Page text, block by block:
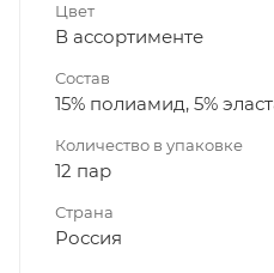
Цвет
В ассортименте
Состав
15% полиамид, 5%
Количество в упаковке
12 пар
Страна
Россия